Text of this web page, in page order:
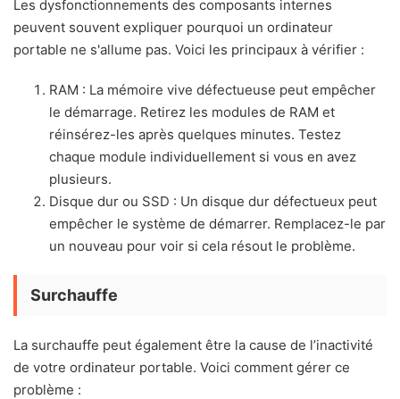
Les dysfonctionnements des composants internes
peuvent souvent expliquer pourquoi un ordinateur
portable ne s'allume pas. Voici les principaux à vérifier :
RAM : La mémoire vive défectueuse peut empêcher
le démarrage. Retirez les modules de RAM et
réinsérez-les après quelques minutes. Testez
chaque module individuellement si vous en avez
plusieurs.
Disque dur ou SSD : Un disque dur défectueux peut
empêcher le système de démarrer. Remplacez-le par
un nouveau pour voir si cela résout le problème.
Surchauffe
La surchauffe peut également être la cause de l’inactivité
de votre ordinateur portable. Voici comment gérer ce
problème :